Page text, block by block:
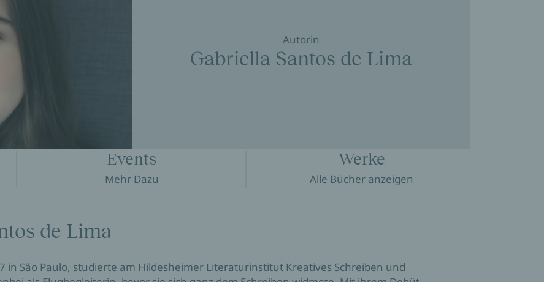
Autorin
Gabriella Santos de Lima
Events
Mehr Dazu
Werke
Alle Bücher anzeigen
de Lima
in São Paulo, studierte am Hildesheimer Literaturinstitut Kreatives Schreiben und